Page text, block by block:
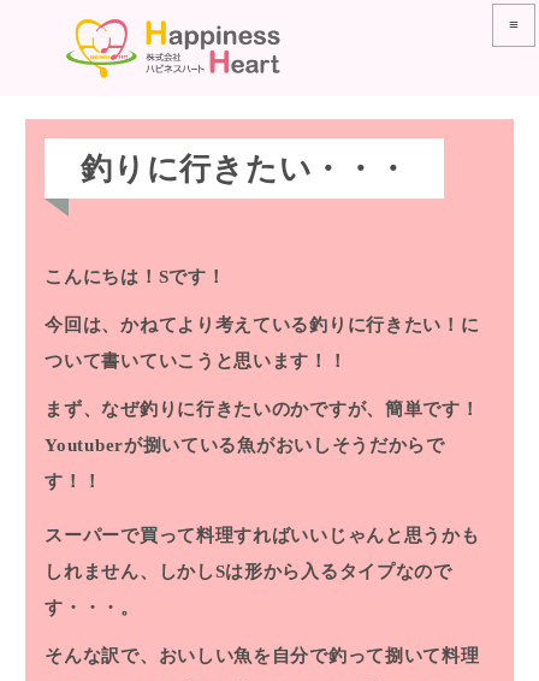
≡
釣りに行きたい・・・
こんにちは！Sです！
今回は、かねてより考えている釣りに行きたい！に
ついて書いていこうと思います！！
まず、なぜ釣りに行きたいのかですが、簡単です！
Youtuberが捌いている魚がおいしそうだからで
す！！
スーパーで買って料理すればいいじゃんと思うかも
しれません、しかしSは形から入るタイプなので
す・・・。
そんな訳で、おいしい魚を自分で釣って捌いて料理